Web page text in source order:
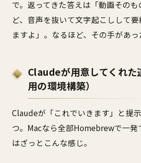
で。返ってきた答えは「動画その
ど、音声を抜いて文字起こしして
ますよ」。なるほど、その手があっ
Claudeが用意してくれ
用の環境構築）
Claudeが「これでいきます」と提
つ。Macなら全部Homebrewで一
はざっとこんな感じ。